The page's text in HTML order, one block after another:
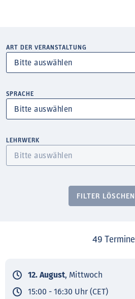
ART DER VERANSTALTUNG
SPRACHE
LEHRWERK
FILTER LÖSCHEN
49 Termine
12. August, Mittwoch
15:00 - 16:30 Uhr (CET)